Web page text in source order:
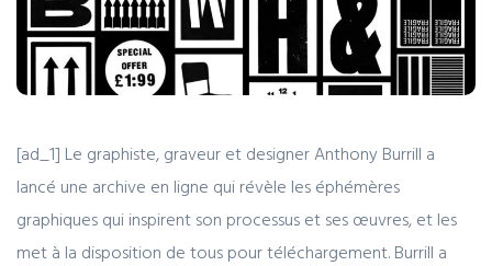
[ad_1] Le graphiste, graveur et designer Anthony Burrill a
lancé une archive en ligne qui révèle les éphémères
graphiques qui inspirent son processus et ses œuvres, et les
met à la disposition de tous pour téléchargement. Burrill a